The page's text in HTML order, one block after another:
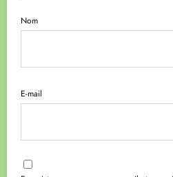
Nom
E-mail